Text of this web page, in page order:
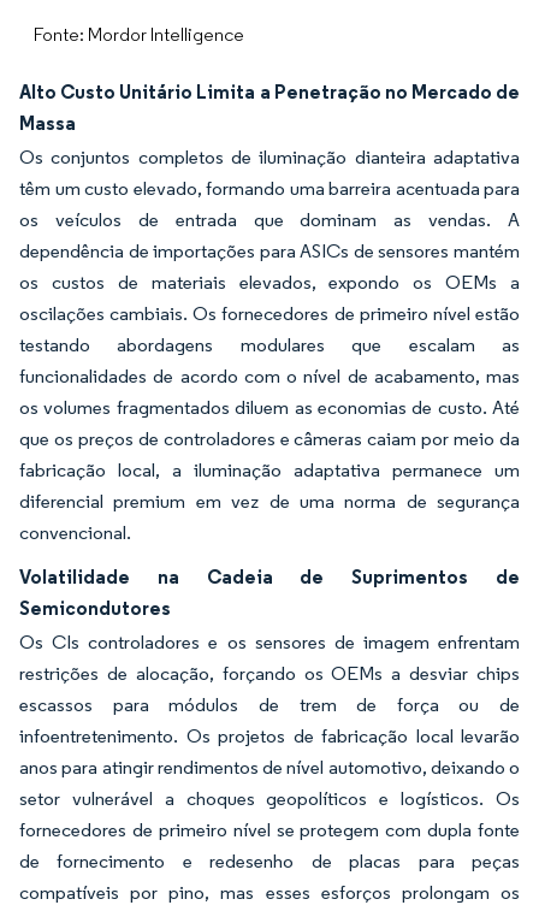
Fonte: Mordor Intelligence
Alto Custo Unitário Limita a Penetração no Mercado de
Massa
Os conjuntos completos de iluminação dianteira adaptativa
têm um custo elevado, formando uma barreira acentuada para
os veículos de entrada que dominam as vendas. A
dependência de importações para ASICs de sensores mantém
os custos de materiais elevados, expondo os OEMs a
oscilações cambiais. Os fornecedores de primeiro nível estão
testando abordagens modulares que escalam as
funcionalidades de acordo com o nível de acabamento, mas
os volumes fragmentados diluem as economias de custo. Até
que os preços de controladores e câmeras caiam por meio da
fabricação local, a iluminação adaptativa permanece um
diferencial premium em vez de uma norma de segurança
convencional.
Volatilidade na Cadeia de Suprimentos de
Semicondutores
Os CIs controladores e os sensores de imagem enfrentam
restrições de alocação, forçando os OEMs a desviar chips
escassos para módulos de trem de força ou de
infoentretenimento. Os projetos de fabricação local levarão
anos para atingir rendimentos de nível automotivo, deixando o
setor vulnerável a choques geopolíticos e logísticos. Os
fornecedores de primeiro nível se protegem com dupla fonte
de fornecimento e redesenho de placas para peças
compatíveis por pino, mas esses esforços prolongam os